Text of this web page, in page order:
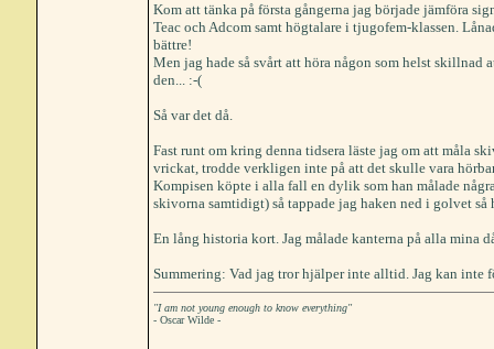
Kom att tänka på första gångerna jag började jämföra
Teac och Adcom samt högtalare i tjugofem-klassen.
bättre!
Men jag hade så svårt att höra någon som helst
den... :-(
Så var det då.
Fast runt om kring denna tidsera läste jag om att måla
vrickat, trodde verkligen inte på att det skulle vara
Kompisen köpte i alla fall en dylik som han målade
skivorna samtidigt) så tappade jag haken ned i golvet
En lång historia kort. Jag målade kanterna på alla mina
Summering: Vad jag tror hjälper inte alltid. Jag kan inte
"I am not young enough to know everything"
- Oscar Wilde -